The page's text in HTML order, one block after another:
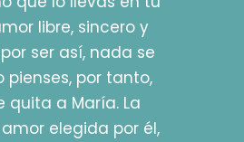
libre, sincero y
ser así, nada se
pienses, por tanto,
quita a María. La
elegida por él,